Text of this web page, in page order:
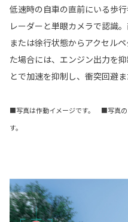
低速時の自車の直前にいる歩
レーダーと単眼カメラで認識
または徐行状態からアクセル
た場合には、エンジン出力を
とで加速を抑制し、衝突回避
■写真は作動イメージです。 ■写真の
す。